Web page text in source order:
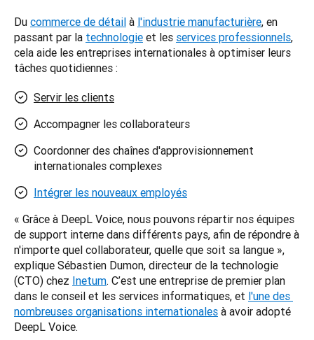
Du commerce de détail à l'industrie manufacturière, en
passant par la technologie et les services professionnels,
cela aide les entreprises internationales à optimiser leurs
tâches quotidiennes :
Servir les clients
Accompagner les collaborateurs
Coordonner des chaînes d'approvisionnement
internationales complexes
Intégrer les nouveaux employés
« Grâce à DeepL Voice, nous pouvons répartir nos équipes
de support interne dans différents pays, afin de répondre à
n'importe quel collaborateur, quelle que soit sa langue »,
explique Sébastien Dumon, directeur de la technologie
(CTO) chez Inetum. C’est une entreprise de premier plan
dans le conseil et les services informatiques, et l'une des
nombreuses organisations internationales à avoir adopté
DeepL Voice.